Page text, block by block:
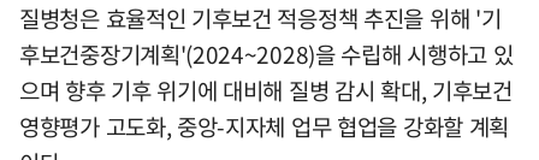
질병청은 효율적인 기후보건 적응정책 추진을 위해 '기
후보건중장기계획'(2024~2028)을 수립해 시행하고 있
으며 향후 기후 위기에 대비해 질병 감시 확대, 기후보건
영향평가 고도화, 중앙-지자체 업무 협업을 강화할 계획